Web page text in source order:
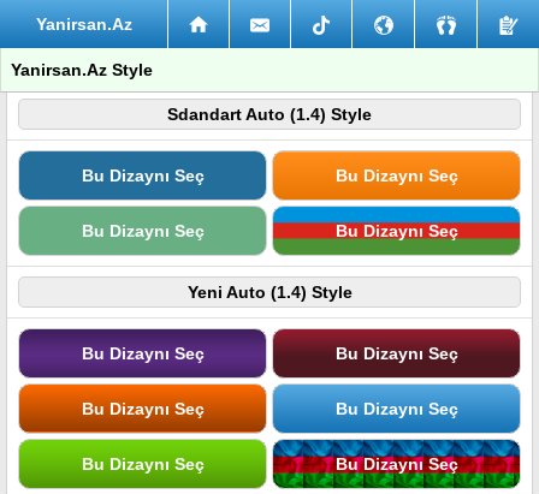
Yanirsan.Az
Yanirsan.Az Style
Sdandart Auto (1.4) Style
Bu Dizaynı Seç Bu Dizaynı Seç
Bu Dizaynı Seç Bu Dizaynı Seç
Yeni Auto (1.4) Style
Bu Dizaynı Seç Bu Dizaynı Seç
Bu Dizaynı Seç Bu Dizaynı Seç
Bu Dizaynı Seç Bu Dizaynı Seç